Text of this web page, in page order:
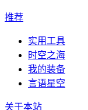
推荐
实用工具
时空之海
我的装备
言语星空
关于本站